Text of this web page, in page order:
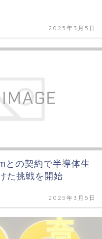
2025年3月5日
との契約で半導体生
た挑戦を開始
2025年3月5日